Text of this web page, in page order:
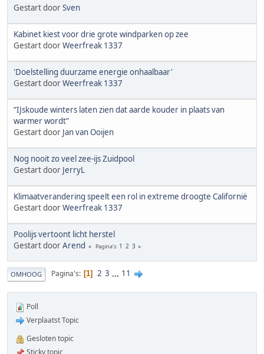
Gestart doorSven
Kabinet kiest voor drie grote windparken op zee
Gestart doorWeerfreak 1337
'Doelstelling duurzame energie onhaalbaar'
Gestart doorWeerfreak 1337
“IJskoude winters laten zien dat aarde kouder in plaats van
warmer wordt”
Gestart door Jan van Ooijen
Nog nooit zo veel zee-ijs Zuidpool
Gestart door JerryL
Klimaatverandering speelt een rol in extreme droogte Californië
Gestart doorWeerfreak 1337
Poolijs vertoont licht herstel
Gestart doorArend Pagina's 1 2 3
OMHOOG Pagina's 1 2 3 ... 11
Poll
Verplaatst Topic
Gesloten topic
Sticky topic